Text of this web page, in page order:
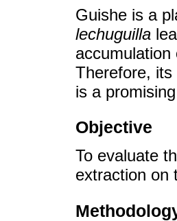
Guishe is a
lechuguilla
Therefore,
is a
Objective
To evaluate
extraction on